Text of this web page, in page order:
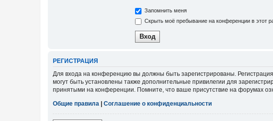
Запомнить меня
Скрыть моё пребывание на конференции в этот
РЕГИСТРАЦИЯ
Для входа на конференцию вы должны быть зарегистрированы.
могут быть установлены также дополнительные привилегии для
принятыми на конференции. Помните, что ваше присутствие на форумах
Общие правила
Соглашение о конфиденциальности